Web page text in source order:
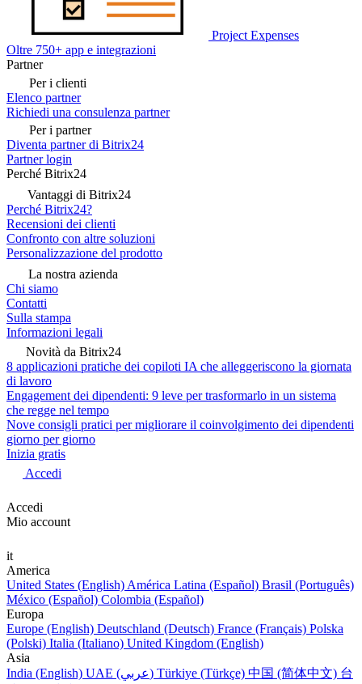
Project Expenses
Oltre 750+ app e integrazioni
Partner
Per i clienti
Elenco partner
Richiedi una consulenza partner
Per i partner
Diventa partner di Bitrix24
Partner login
Perché Bitrix24
Vantaggi di Bitrix24
Perché Bitrix24?
Recensioni dei clienti
Confronto con altre soluzioni
Personalizzazione del prodotto
La nostra azienda
Chi siamo
Contatti
Sulla stampa
Informazioni legali
Novità da Bitrix24
8 applicazioni pratiche dei copiloti IA che alleggeriscono la giornata
di lavoro
Engagement dei dipendenti: 9 leve per trasformarlo in un sistema
che regge nel tempo
Nove consigli pratici per migliorare il coinvolgimento dei dipendenti
giorno per giorno
Inizia gratis
Accedi
Accedi
Mio account
it
America
United States (English) América Latina (Español) Brasil (Português)
México (Español) Colombia (Español)
Europa
Europe (English) Deutschland (Deutsch) France (Français) Polska
(Polski) Italia (Italiano) United Kingdom (English)
Asia
India (English)
UAE (عربي) Türkiye (Türkçe) 中国 (简体中文) 台